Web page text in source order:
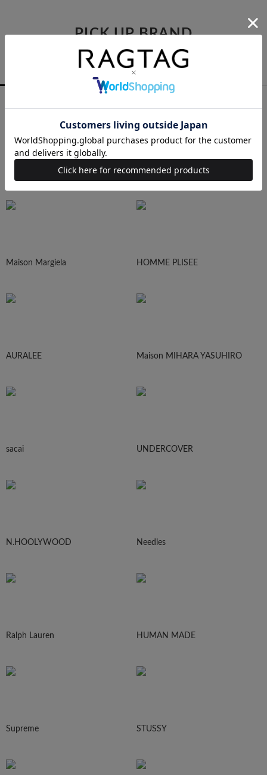
PICK UP BRAND
RAGTAGバイヤーの厳選ブランド
WOMEN
COMME des GARCONS YOHJI YAMAMOTO
Maison Margiela HOMME PLISEE
AURALEE Maison MIHARA YASUHIRO
sacai UNDERCOVER
N.HOOLYWOOD Needles
Ralph Lauren HUMAN MADE
Supreme STUSSY